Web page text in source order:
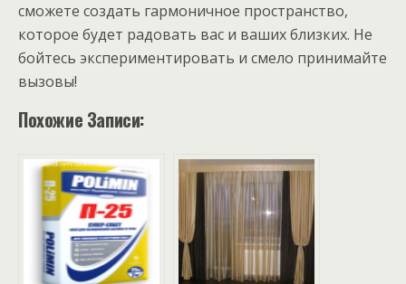
сможете создать гармоничное пространство,
которое будет радовать вас и ваших близких. Не
бойтесь экспериментировать и смело принимайте
вызовы!
Похожие Записи: